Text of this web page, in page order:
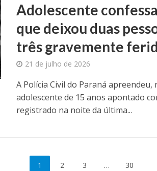
Adolescente
que deixou duas
três gravemente
21 de julho de 2026
A Polícia Civil do Paraná
adolescente de 15 anos apontado
registrado na noite da última...
1 2 3 … 30